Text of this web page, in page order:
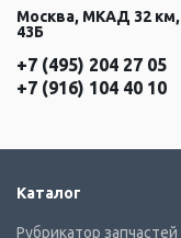
Москва, МКАД 32 км,
43Б
+7 (495) 204 27 05
+7 (916) 104 40 10
Каталог
Рубрикатор запчастей